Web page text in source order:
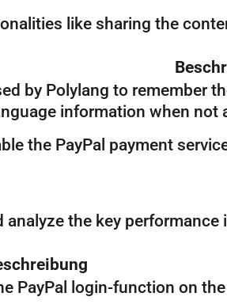
like sharing the
by Polylang to remember
information when not
the PayPal payment
the key
PayPal login-function on